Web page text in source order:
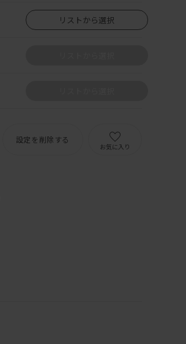
リストから選択
設定を削除する
お気に入り